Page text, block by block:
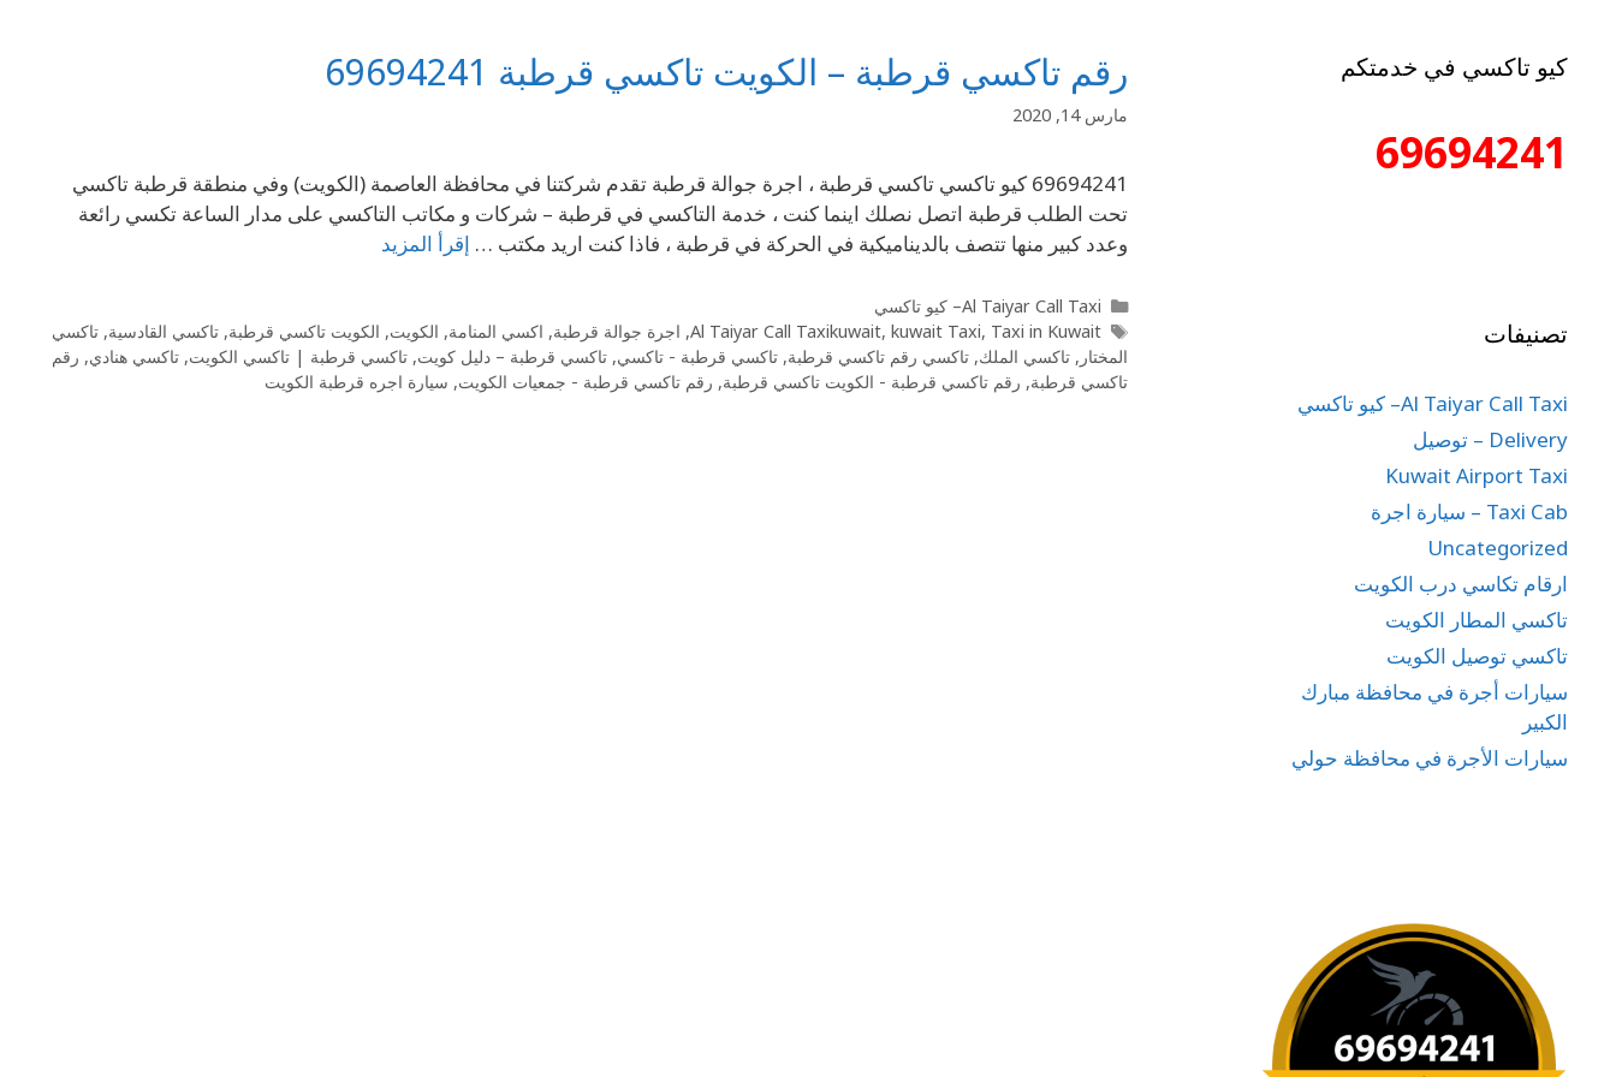
رقم تاكسي قرطبة – الكويت تاكسي قرطبة 69694241
مارس 14, 2020
69694241 كيو تاكسي تاكسي قرطبة ، اجرة جوالة قرطبة تقدم شركتنا في محافظة العاصمة (الكويت) وفي منطقة قرطبة تاكسي
تحت الطلب قرطبة اتصل نصلك اينما كنت ، خدمة التاكسي في قرطبة – شركات و مكاتب التاكسي على مدار الساعة تكسي رائعة
وعدد كبير منها تتصف بالديناميكية في الحركة في قرطبة ، فاذا كنت اريد مكتب … إقرأ المزيد
Al Taiyar Call Taxi– كيو تاكسي
Al Taiyar Call Taxikuwait,kuwait Taxi, Taxi in Kuwait
, اجرة جوالة قرطبة, اكسي المنامة, الكويت, الكويت تاكسي قرطبة, تاكسي القادسية, تاكسي
المختار , تاكسي الملك, تاكسي رقم تاكسي قرطبة, تاكسي قرطبة - تاكسي, تاكسي قرطبة – دليل كويت, تاكسي قرطبة | تاكسي الكويت, تاكسي هنادي, رقم
تاكسي قرطبة, رقم تاكسي قرطبة - الكويت تاكسي قرطبة, رقم تاكسي قرطبة - جمعيات الكويت, سيارة اجره قرطبة الكويت
كيو تاكسي في خدمتكم
69694241
تصنيفات
Al Taiyar Call Taxi– كيو تاكسي
Delivery – توصيل
Kuwait Airport Taxi
Taxi Cab – سيارة اجرة
Uncategorized
ارقام تكاسي درب الكويت
تاكسي المطار الكويت
تاكسي توصيل الكويت
سيارات أجرة في محافظة مبارك
الكبير
سيارات الأجرة في محافظة حولي